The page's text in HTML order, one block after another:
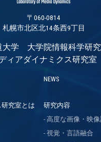
〒060-0814
札幌市北区北14条西9丁目
大学 大学院情報科学研
ィアダイナミクス研究室
NEWS
究室とは
研究内容
高度な画像・映像
視覚・言語融合